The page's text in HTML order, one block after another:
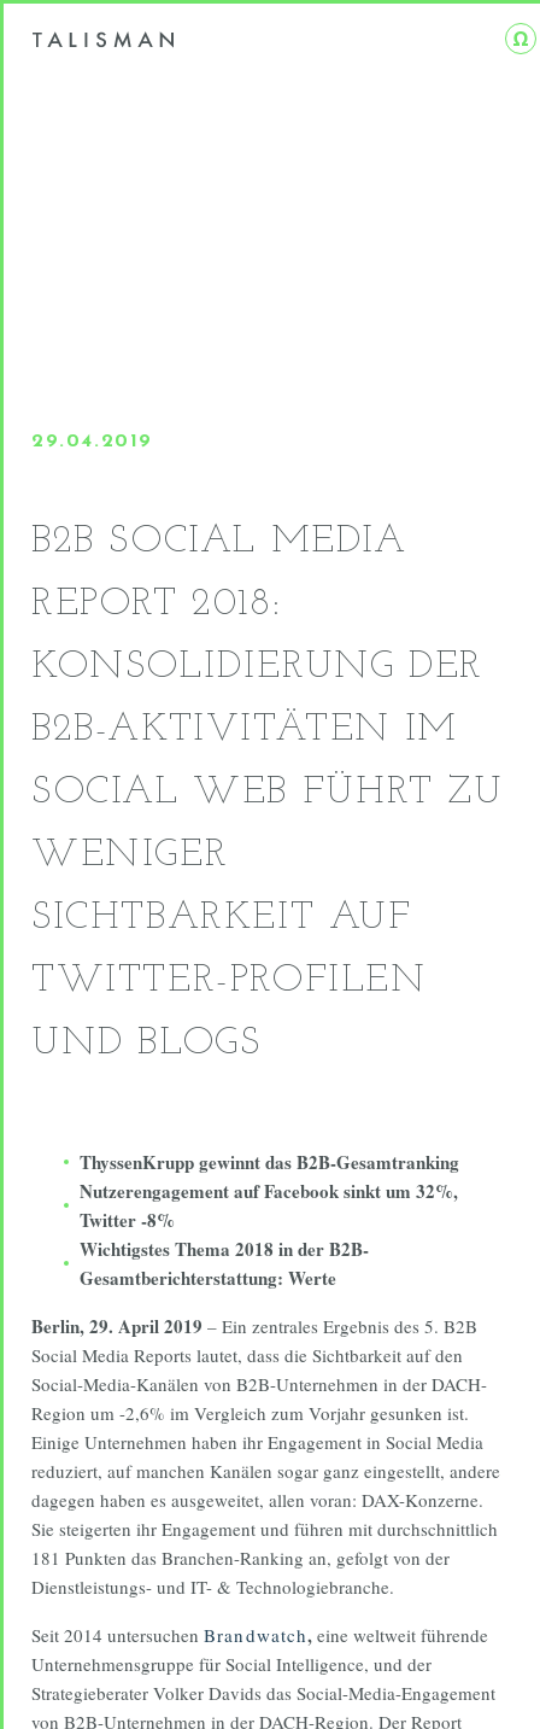
29.04.2019
B2B SOCIAL MEDIA
REPORT 2018:
KONSOLIDIERUNG DER
B2B-AKTIVITÄTEN IM
SOCIAL WEB FÜHRT ZU
WENIGER
SICHTBARKEIT AUF
TWITTER-PROFILEN
UND BLOGS
ThyssenKrupp gewinnt das B2B-Gesamtranking
Nutzerengagement auf Facebook sinkt um 32%,
Twitter -8%
Wichtigstes Thema 2018 in der B2B-
Gesamtberichterstattung: Werte
Berlin, 29. April 2019 – Ein zentrales Ergebnis des 5. B2B
Social Media Reports lautet, dass die Sichtbarkeit auf den
Social-Media-Kanälen von B2B-Unternehmen in der DACH-
Region um -2,6% im Vergleich zum Vorjahr gesunken ist.
Einige Unternehmen haben ihr Engagement in Social Media
reduziert, auf manchen Kanälen sogar ganz eingestellt, andere
dagegen haben es ausgeweitet, allen voran: DAX-Konzerne.
Sie steigerten ihr Engagement und führen mit durchschnittlich
181 Punkten das Branchen-Ranking an, gefolgt von der
Dienstleistungs- und IT- & Technologiebranche.
Seit 2014 untersuchen Brandwatch, eine weltweit führende
Unternehmensgruppe für Social Intelligence, und der
Strategieberater Volker Davids das Social-Media-Engagement
von B2B-Unternehmen in der DACH-Region. Der Report